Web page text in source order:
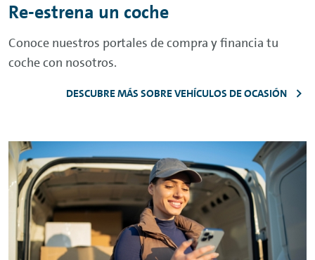
Re-estrena un coche
Conoce nuestros portales de compra y financia tu
coche con nosotros.
DESCUBRE MÁS SOBRE VEHÍCULOS DE OCASIÓN